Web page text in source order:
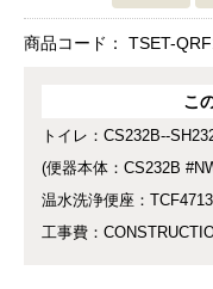
商品コード： TSET-
こ
トイレ：CS232B--
(便器本体：CS232B
温水洗浄便座：
工事費：